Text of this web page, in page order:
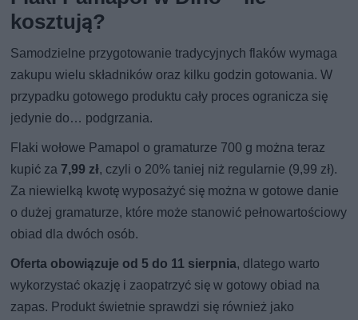
kosztują?
Samodzielne przygotowanie tradycyjnych flaków wymaga
zakupu wielu składników oraz kilku godzin gotowania. W
przypadku gotowego produktu cały proces ogranicza się
jedynie do… podgrzania.
Flaki wołowe Pamapol o gramaturze 700 g można teraz
kupić za 7,99 zł, czyli o 20% taniej niż regularnie (9,99 zł).
Za niewielką kwotę wyposażyć się można w gotowe danie
o dużej gramaturze, które może stanowić pełnowartościowy
obiad dla dwóch osób.
Oferta obowiązuje od 5 do 11 sierpnia, dlatego warto
wykorzystać okazję i zaopatrzyć się w gotowy obiad na
zapas. Produkt świetnie sprawdzi się również jako